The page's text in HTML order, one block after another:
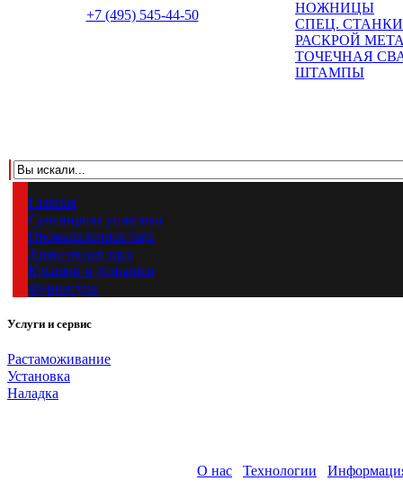
+7 (495) 545-44-50
НОЖНИЦЫ
СПЕЦ. СТАНКИ
РАСКРОЙ
ТОЧЕЧНАЯ
ШТАМПЫ
Главная
Сувенирная упаковка
Промышленная тара
Химическая тара
Крышки и донышки
Фурнитура
Услуги и сервис
Растаможивание
Установка
Наладка
О нас Технологии